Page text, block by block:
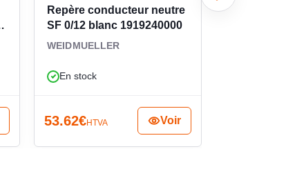
Repère conducteur neutre
SF 0/12 blanc 1919240000
WEIDMUELLER
En stock
53.62€HTVA Voir
Repère